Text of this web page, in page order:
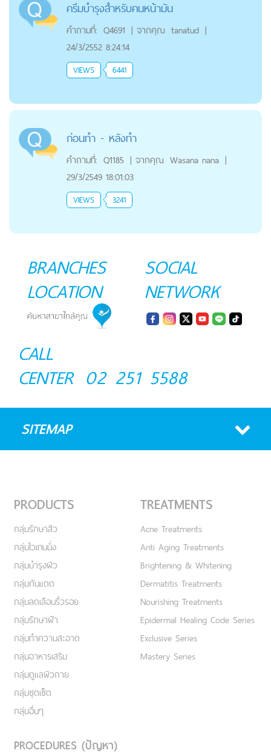
ครีมบำรุงสำหรับคนหน้ามัน
คำถามที่: Q4691 | จากคุณ tanatud |
24/3/2552 8:24:14
VIEWS 6441
ก่อนทำ - หลังทำ
คำถามที่: Q1185 | จากคุณ Wasana nana |
29/3/2549 18:01:03
VIEWS 3241
BRANCHES
LOCATION
SOCIAL
NETWORK
CALL
CENTER 02 251 5588
SITEMAP
PRODUCTS
กลุ่มรักษาสิว
กลุ่มไวเทนนิ่ง
กลุ่มบำรุงผิว
กลุ่มกันแดด
กลุ่มลดเลือนริ้วรอย
กลุ่มรักษาฝ้า
กลุ่มทำความสะอาด
กลุ่มอาหารเสริม
กลุ่มดูแลผิวกาย
กลุ่มชุดเซ็ต
กลุ่มอื่นๆ
TREATMENTS
Acne Treatments
Anti Aging Treatments
Brightening & Whitening
Dermatitis Treatments
Nourishing Treatments
Epidermal Healing Code Series
Exclusive Series
Mastery Series
PROCEDURES (ปัญหา)